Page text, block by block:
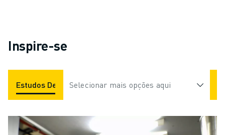
Inspire-se
Estudos De Caso Aplicações Indústrias
Selecionar mais opções aqui